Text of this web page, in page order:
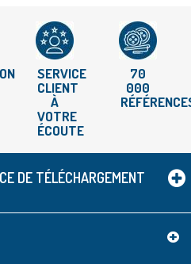
SERVICE
CLIENT
À
VOTRE
ÉCOUTE
70
000
DE TÉLÉCHARGEMENT